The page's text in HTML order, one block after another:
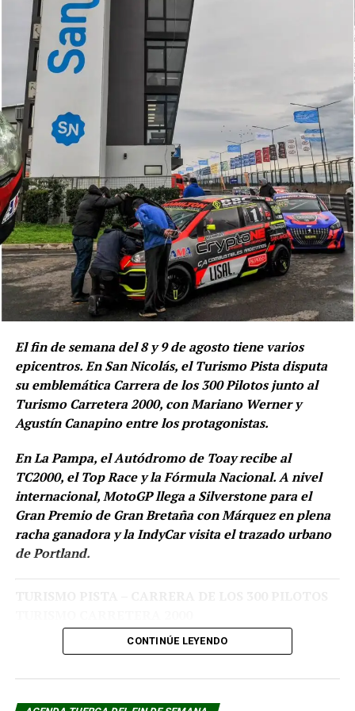
Sábado 16/08
10:10 Shakedown
11:30 1er Entrenamiento
13:55 2do Entrenamiento
17:10Clasificación a 1 vuelta lanzada
Domingo 17/08
12:50Carrera final (35 minutos + 1 vuelta)
¿Dónde ver?
-TyC Sports y El Trece
TC PICK UP y TC PISTA PICK UP
El Autódromo Ciudad de San Nicolás espera por una
nueva fecha en el calendario de las TC PickUp, la 6° del
camionetas salgan del circuito platense en lo que va del
año.
Sábado 16/08
9:301er Entrenamiento TC Pick Up
2do Entrenamiento TC Pick Up
El fin de semana del 8 y 9 de agosto tiene varios
epicentros. En San Nicolás, el Turismo Pista disputa
su emblemática Carrera de los 300 Pilotos junto al
Turismo Carretera 2000, con Mariano Werner y
Agustín Canapino entre los protagonistas.
En La Pampa, el Autódromo de Toay recibe al
TC2000, el Top Race y la Fórmula Nacional. A nivel
internacional, MotoGP llega a Silverstone para el
Gran Premio de Gran Bretaña con Márquez en plena
racha ganadora y la IndyCar visita el trazado urbano
de Portland.
Autódromo Juan María Traverso – San Nicolás, Buenos
La gran fiesta del Turismo Pista con sus tres clases,
CONTINÚE LEYENDO